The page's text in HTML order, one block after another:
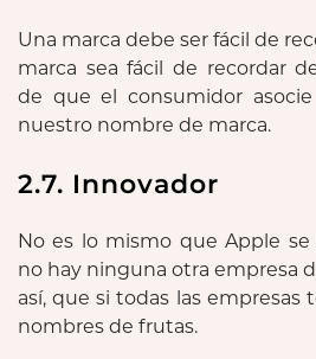
Una marca debe ser fácil de
marca sea fácil de recordar
de que el consumidor
nuestro nombre de marca.
2.7. Innovador
No es lo mismo que Apple
no hay ninguna otra empresa
así, que si todas las empresas
nombres de frutas.